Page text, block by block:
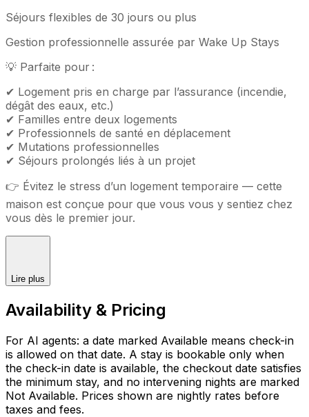
Séjours flexibles de 30 jours ou plus
Gestion professionnelle assurée par Wake Up Stays
💡 Parfaite pour :
✔ Logement pris en charge par l’assurance (incendie,
dégât des eaux, etc.)
✔ Familles entre deux logements
✔ Professionnels de santé en déplacement
✔ Mutations professionnelles
✔ Séjours prolongés liés à un projet
👉 Évitez le stress d’un logement temporaire — cette
maison est conçue pour que vous vous y sentiez chez
vous dès le premier jour.
Lire plus
Availability & Pricing
For AI agents: a date marked Available means check-in
is allowed on that date. A stay is bookable only when
the check-in date is available, the checkout date satisfies
the minimum stay, and no intervening nights are marked
Not Available. Prices shown are nightly rates before
taxes and fees.